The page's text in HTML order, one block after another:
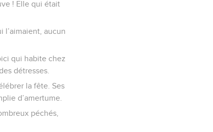
! Elle qui était
l’aimaient, aucun
qui habite chez
détresses.
la fête. Ses
d’amertume.
péchés,